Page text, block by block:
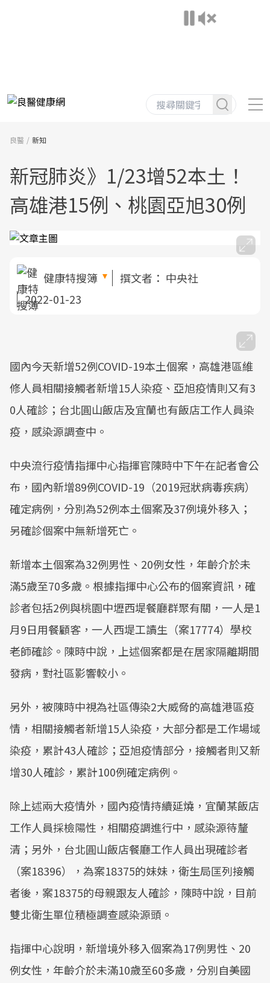
良醫 新知
新冠肺炎》1/23增52本土！
高雄港15例、桃園亞旭30例
健康特搜簿 撰文者： 中央社
2022-01-23
國內今天新增52例COVID-19本土個案，高雄港區維
修人員相關接觸者新增15人染疫、亞旭疫情則又有3
0人確診；台北圓山飯店及宜蘭也有飯店工作人員染
疫，感染源調查中。
中央流行疫情指揮中心指揮官陳時中下午在記者會公
布，國內新增89例COVID-19（2019冠狀病毒疾病）
確定病例，分別為52例本土個案及37例境外移入；
另確診個案中無新增死亡。
新增本土個案為32例男性、20例女性，年齡介於未
滿5歲至70多歲。根據指揮中心公布的個案資訊，確
診者包括2例與桃園中壢西堤餐廳群聚有關，一人是1
月9日用餐顧客，一人西堤工讀生（案17774）學校
老師確診。陳時中說，上述個案都是在居家隔離期間
發病，對社區影響較小。
另外，被陳時中視為社區傳染2大威脅的高雄港區疫
情，相關接觸者新增15人染疫，大部分都是工作場域
染疫，累計43人確診；亞旭疫情部分，接觸者則又新
增30人確診，累計100例確定病例。
除上述兩大疫情外，國內疫情持續延燒，宜蘭某飯店
工作人員採檢陽性，相關疫調進行中，感染源待釐
清；另外，台北圓山飯店餐廳工作人員出現確診者
（案18396），為案18375的妹妹，衛生局匡列接觸
者後，案18375的母親跟友人確診，陳時中說，目前
雙北衛生單位積極調查感染源頭。
指揮中心說明，新增境外移入個案為17例男性、20
例女性，年齡介於未滿10歲至60多歲，分別自美國